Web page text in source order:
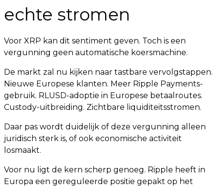
echte stromen
Voor XRP kan dit sentiment geven. Toch is een
vergunning geen automatische koersmachine.
De markt zal nu kijken naar tastbare vervolgstappen.
Nieuwe Europese klanten. Meer Ripple Payments-
gebruik. RLUSD-adoptie in Europese betaalroutes.
Custody-uitbreiding. Zichtbare liquiditeitsstromen.
Daar pas wordt duidelijk of deze vergunning alleen
juridisch sterk is, of ook economische activiteit
losmaakt.
Voor nu ligt de kern scherp genoeg. Ripple heeft in
Europa een gereguleerde positie gepakt op het